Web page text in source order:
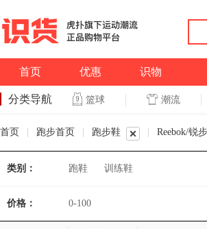
首页 优惠 识物
分类导航 篮球 潮流
首页 跑步首页 跑步鞋 Reebok/锐步
类别： 跑鞋 训练鞋
价格： 0-100